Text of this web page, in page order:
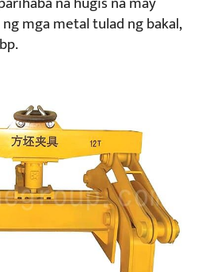
mga metal tulad ng bakal,